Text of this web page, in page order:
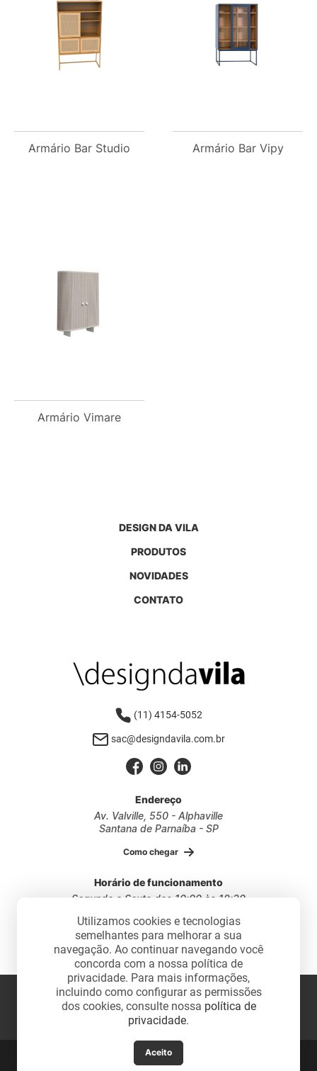
Armário Bar Studio Armário Bar Vipy
Armário Vimare
DESIGN DA VILA
PRODUTOS
NOVIDADES
CONTATO
(11) 4154-5052
sac@designdavila.com.br
Endereço
Av. Valville, 550 - Alphaville
Santana de Parnaíba - SP
Como chegar
Horário de funcionamento
Segunda a Sexta das 10:00 às 18:30
2026 - Design da Vila. Todos os direitos reservados.
Desenvolvido por:
Fale com um
Utilizamos cookies e tecnologias
semelhantes para melhorar a sua
navegação. Ao continuar navegando você
concorda com a nossa política de
privacidade. Para mais informações,
incluindo como configurar as permissões
dos cookies, consulte nossa política de
privacidade.
Aceito